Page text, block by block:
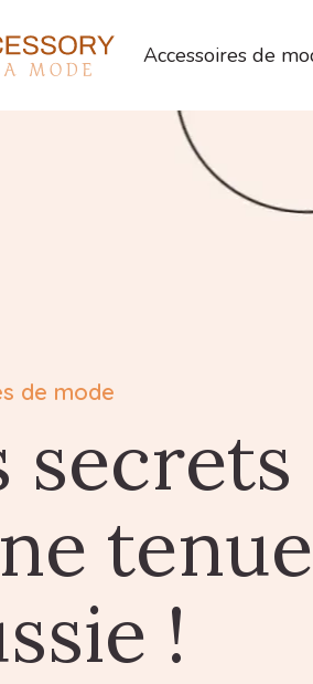
Accessoires de
de mode
secrets
tenue
!